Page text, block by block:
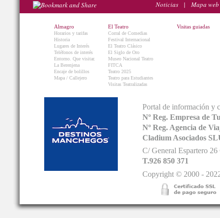
Noticias | Mapa web
Almagro
Horarios y tarifas
Historia
Lugares de Interés
Teléfonos de interés
Entorno. Que visitar.
La Berenjena
Encaje de bolillos
Mapa / Callejero
El Teatro
Corral de Comedias
Festival Internacional
El Teatro Clásico
El Siglo de Oro
Museo Nacional Teatro
FITCA
Teatro 2025
Teatro para Estudiantes
Visitas Teatralizadas
Visitas guiadas
Portal de información y
Nº Reg. Empresa de
Nº Reg. Agencia de
Cladium Asociados
C/ General Espartero
T.926 850 371
Copyright © 2000 -